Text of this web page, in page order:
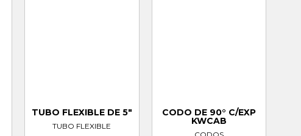
TUBO FLEXIBLE DE 5″
TUBO FLEXIBLE
CODO DE 90° C/EXP
KWCAB